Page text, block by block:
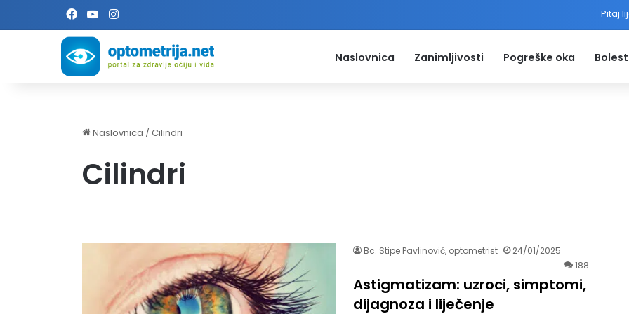
Facebook
YouTube Pitaj
Naslovnica Zanimljivosti Pogreške oka
Naslovnica /Cilindri
Cilindri
Bc. Stipe Pavlinović, optometrist
24/01/2025
188
Astigmatizam: uzroci, simptomi,
dijagnoza i liječenje